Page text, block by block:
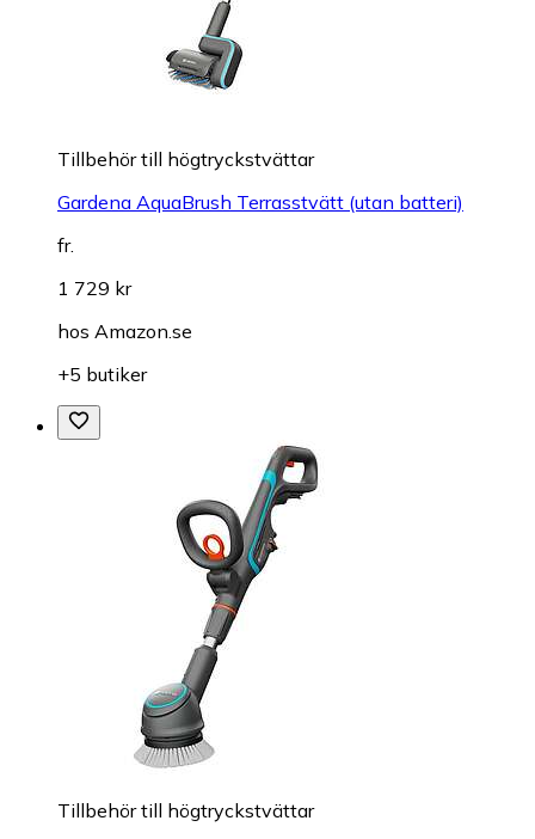
Tillbehör till högtryckstvättar
Gardena AquaBrush Terrasstvätt (utan batteri)
fr.
1 729 kr
hos Amazon.se
+5 butiker
Tillbehör till högtryckstvättar